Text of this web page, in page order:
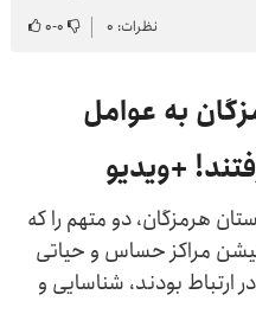
نظرات: ۰ ۰-۰
به عوامل
+ویدیو
هرمزگان، دو متهم را که
لوکیشن مراکز حساس و حیاتی
بودند، شناسایی و